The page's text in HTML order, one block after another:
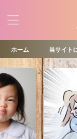
ホーム 当サイト